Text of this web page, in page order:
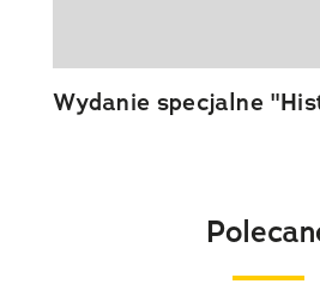
Wydanie specjalne